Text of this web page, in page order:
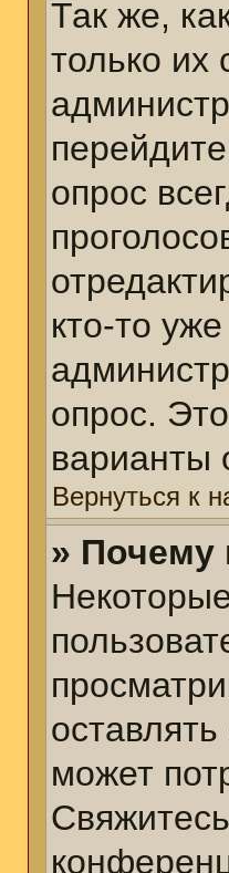
Так же,
только их
опрос
кто-то
опрос.
варианты
Вернуться к
» Почему
может